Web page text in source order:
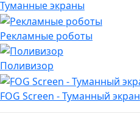
Туманные экраны
Рекламные роботы
Поливизор
FOG Screen - Туманный экран